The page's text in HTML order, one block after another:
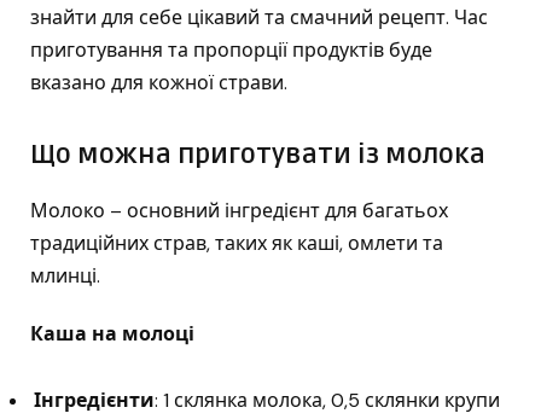
знайти для себе цікавий та смачний рецепт. Час
приготування та пропорції продуктів буде
вказано для кожної страви.
Що можна приготувати із молока
Молоко – основний інгредієнт для багатьох
традиційних страв, таких як каші, омлети та
млинці.
Каша на молоці
Інгредієнти: 1 склянка молока, 0,5 склянки крупи